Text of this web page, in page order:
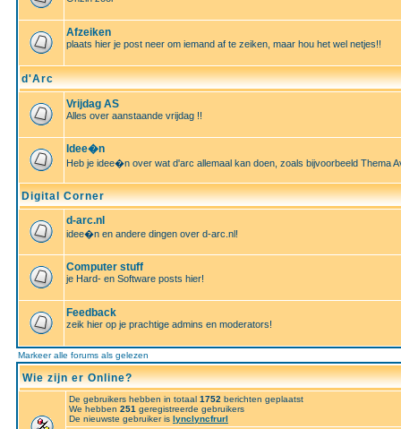
Afzeiken
plaats hier je post neer om iemand af te zeiken, maar hou het wel netjes!!
d'Arc
Vrijdag AS
Alles over aanstaande vrijdag !!
Idee�n
Heb je idee�n over wat d'arc allemaal kan doen, zoals bijvoorbeeld Thema
Digital Corner
d-arc.nl
idee�n en andere dingen over d-arc.nl!
Computer stuff
je Hard- en Software posts hier!
Feedback
zeik hier op je prachtige admins en moderators!
Markeer alle forums als gelezen
Wie zijn er Online?
De gebruikers hebben in totaal 1752 berichten geplaatst
We hebben 251 geregistreerde gebruikers
De nieuwste gebruiker is lynclyncfrurl